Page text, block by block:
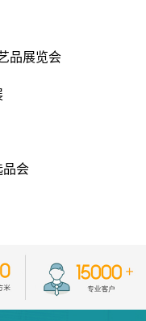
品展览会
品会